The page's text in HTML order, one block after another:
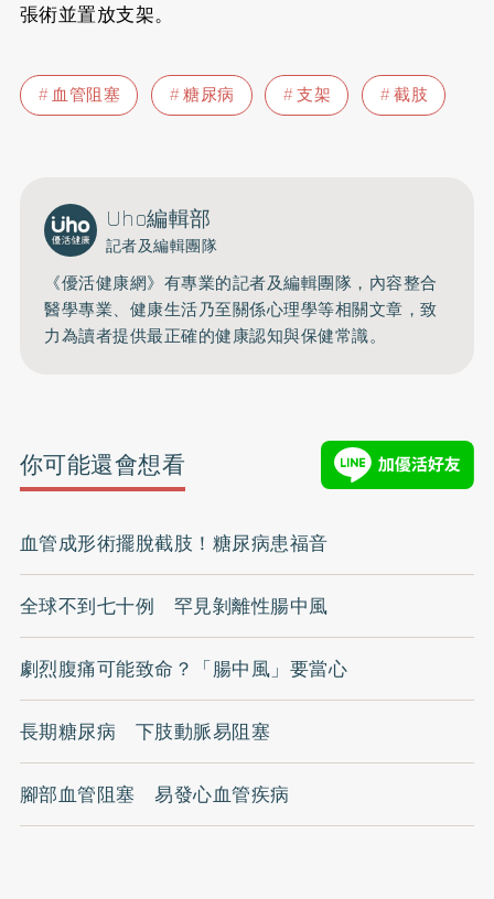
張術並置放支架。
血管阻塞 糖尿病 支架 截肢
Uho編輯部
記者及編輯團隊
《優活健康網》有專業的記者及編輯團隊，內容整合
醫學專業、健康生活乃至關係心理學等相關文章，致
力為讀者提供最正確的健康認知與保健常識。
你可能還會想看
血管成形術擺脫截肢！糖尿病患福音
全球不到七十例 罕見剝離性腸中風
劇烈腹痛可能致命？「腸中風」要當心
長期糖尿病 下肢動脈易阻塞
腳部血管阻塞 易發心血管疾病